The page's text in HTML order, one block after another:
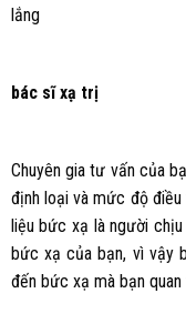
lắng
bác sĩ xạ trị
Chuyên gia tư vấn của
định loại và mức độ
liệu bức xạ là người
bức xạ của bạn, vì vậy
đến bức xạ mà bạn quan